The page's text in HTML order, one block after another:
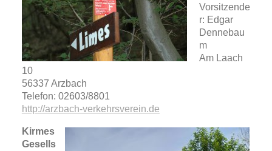
Vorsitzende
r: Edgar
Dennebau
m
Am Laach
10
56337 Arzbach
Telefon: 02603/8801
http://arzbach-verkehrsverein.de
Kirmes
Gesells